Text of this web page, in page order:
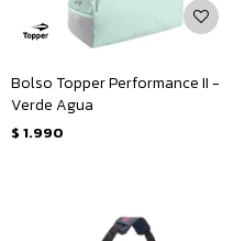
Bolso Topper Performance II -
Verde Agua
$ 1.990